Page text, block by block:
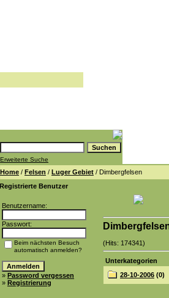
Erweiterte Suche
Home / Felsen / Luger Gebiet / Dimbergfelsen
Registrierte Benutzer
Benutzername:
Passwort:
Beim nächsten Besuch
automatisch anmelden?
» Password vergessen
» Registrierung
(Hits: 174341)
Unterkategorien
28-10-2006 (0)